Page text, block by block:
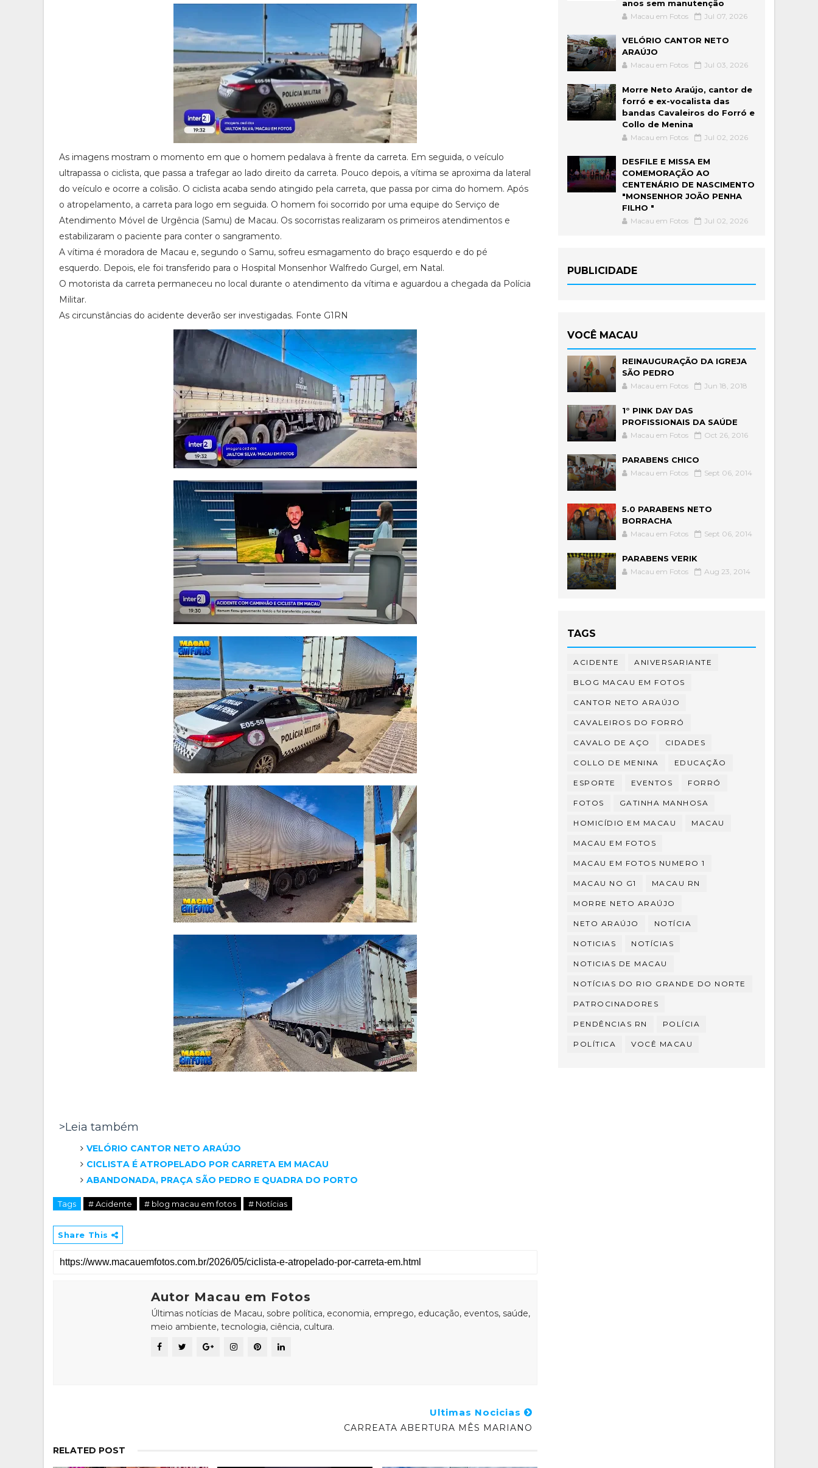
As imagens mostram o momento em que o homem pedalava à frente da carreta. Em seguida, o veículo
ultrapassa o ciclista, que passa a trafegar ao lado direito da carreta. Pouco depois, a vítima se aproxima da lateral
do veículo e ocorre a colisão. O ciclista acaba sendo atingido pela carreta, que passa por cima do homem. Após
o atropelamento, a carreta para logo em seguida. O homem foi socorrido por uma equipe do Serviço de
Atendimento Móvel de Urgência (Samu) de Macau. Os socorristas realizaram os primeiros atendimentos e
estabilizaram o paciente para conter o sangramento.
A vítima é moradora de Macau e, segundo o Samu, sofreu esmagamento do braço esquerdo e do pé
esquerdo. Depois, ele foi transferido para o Hospital Monsenhor Walfredo Gurgel, em Natal.
O motorista da carreta permaneceu no local durante o atendimento da vítima e aguardou a chegada da Polícia
Militar.
As circunstâncias do acidente deverão ser investigadas. Fonte G1RN
>Leia também
VELÓRIO CANTOR NETO ARAÚJO
CICLISTA É ATROPELADO POR CARRETA EM MACAU
ABANDONADA, PRAÇA SÃO PEDRO E QUADRA DO PORTO
Tags # Acidente # blog macau em fotos # Notícias
Share This
Autor Macau em Fotos
Últimas notícias de Macau, sobre política, economia, emprego, educação, eventos, saúde,
meio ambiente, tecnologia, ciência, cultura.
Ultimas Nocicias
CARREATA ABERTURA MÊS MARIANO
RELATED POST
anos sem manutenção
Macau em Fotos Jul 07, 2026
VELÓRIO CANTOR NETO
ARAÚJO
Macau em Fotos Jul 03, 2026
Morre Neto Araújo, cantor de
forró e ex-vocalista das
bandas Cavaleiros do Forró e
Collo de Menina
Macau em Fotos Jul 02, 2026
DESFILE E MISSA EM
COMEMORAÇÃO AO
CENTENÁRIO DE NASCIMENTO
"MONSENHOR JOÃO PENHA
FILHO "
Macau em Fotos Jul 02, 2026
PUBLICIDADE
VOCÊ MACAU
REINAUGURAÇÃO DA IGREJA
SÃO PEDRO
Macau em Fotos Jun 18, 2018
1° PINK DAY DAS
PROFISSIONAIS DA SAÚDE
Macau em Fotos Oct 26, 2016
PARABENS CHICO
Macau em Fotos Sept 06, 2014
5.0 PARABENS NETO
BORRACHA
Macau em Fotos Sept 06, 2014
PARABENS VERIK
Macau em Fotos Aug 23, 2014
TAGS
ACIDENTE ANIVERSARIANTE
BLOG MACAU EM FOTOS
CANTOR NETO ARAÚJO
CAVALEIROS DO FORRÓ
CAVALO DE AÇO CIDADES
COLLO DE MENINA EDUCAÇÃO
ESPORTE EVENTOS FORRÓ
FOTOS GATINHA MANHOSA
HOMICÍDIO EM MACAU MACAU
MACAU EM FOTOS
MACAU EM FOTOS NUMERO 1
MACAU NO G1 MACAU RN
MORRE NETO ARAÚJO
NETO ARAÚJO NOTÍCIA
NOTICIAS NOTÍCIAS
NOTICIAS DE MACAU
NOTÍCIAS DO RIO GRANDE DO NORTE
PATROCINADORES
PENDÊNCIAS RN POLÍCIA
POLÍTICA VOCÊ MACAU